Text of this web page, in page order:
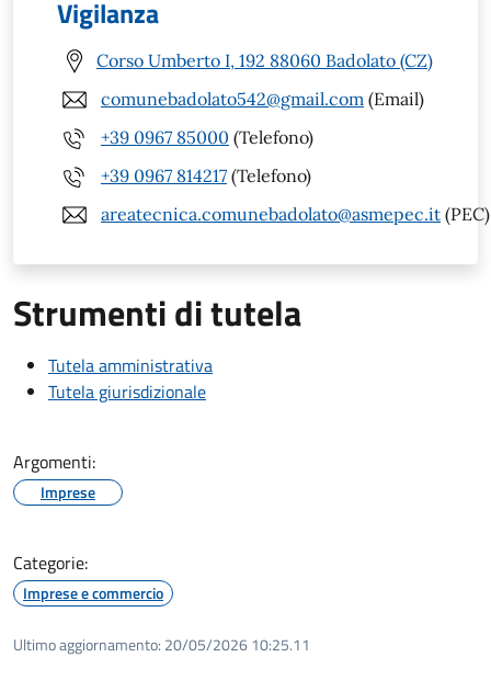
Vigilanza
Corso Umberto I, 192 88060 Badolato (CZ)
comunebadolato542@gmail.com (Email)
+39 0967 85000 (Telefono)
+39 0967 814217 (Telefono)
areatecnica.comunebadolato@asmepec.it (PEC)
Strumenti di tutela
Tutela amministrativa
Tutela giurisdizionale
Argomenti:
Imprese
Categorie:
Imprese e commercio
Ultimo aggiornamento: 20/05/2026 10:25.11